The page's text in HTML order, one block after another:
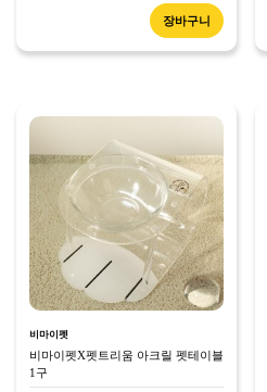
장바구니
비마이펫
비마이펫X펫트리움 아크릴 펫테이블
1구